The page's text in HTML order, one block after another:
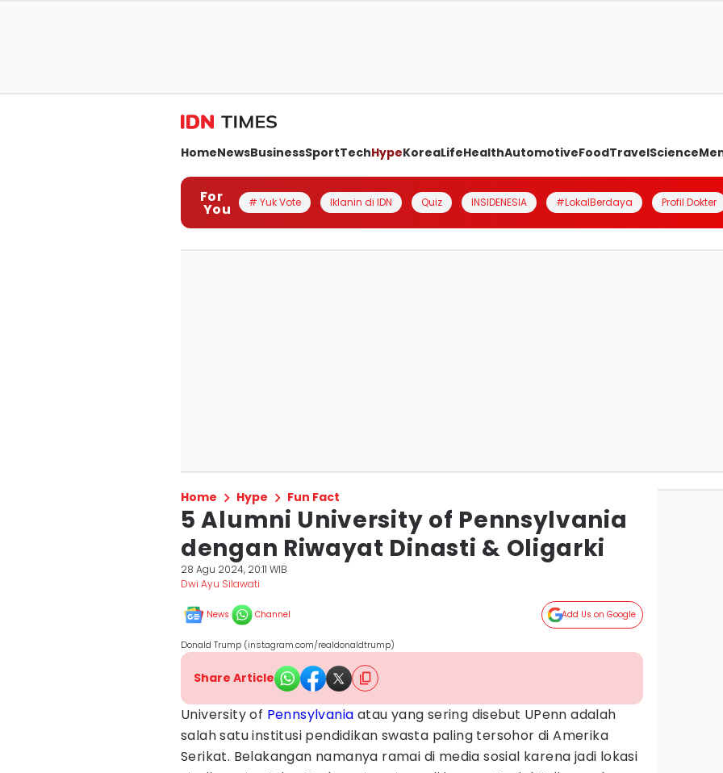
HomeNewsBusinessSportTechHypeKoreaLifeHealthAutomotiveFoodTravelScience
For
You # Yuk Vote Iklanin di IDN Quiz INSIDENESIA #LokalBerdaya Profil Dokter
Home Hype Fun Fact
5 Alumni University of Pennsylvania
dengan Riwayat Dinasti & Oligarki
28 Agu 2024, 20:11 WIB
Dwi Ayu Silawati
News Channel Add Us on Google
Donald Trump (instagram.com/realdonaldtrump)
Share Article
University of Pennsylvania atau yang sering disebut UPenn adalah
salah satu institusi pendidikan swasta paling tersohor di Amerika
Serikat. Belakangan namanya ramai di media sosial karena jadi lokasi